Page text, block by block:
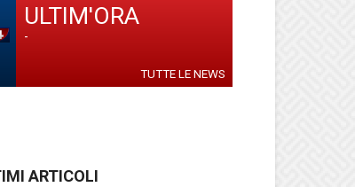
ULTIM'ORA
-
TUTTE LE NEWS
ARTICOLI